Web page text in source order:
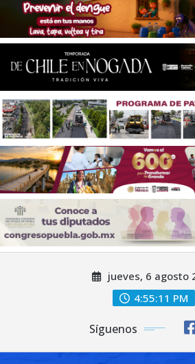
jueves, 6 agosto
4:55:13 PM
Síguenos